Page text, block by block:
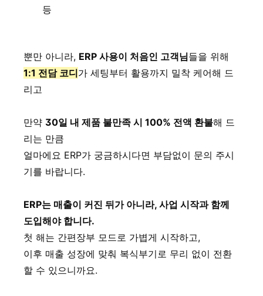
등
뿐만 아니라, ERP 사용이 처음인 고객님들을 위해
1:1 전담 코디가 세팅부터 활용까지 밀착 케어해 드
리고
만약 30일 내 제품 불만족 시 100% 전액 환불해 드
리는 만큼
얼마에요 ERP가 궁금하시다면 부담없이 문의 주시
기를 바랍니다.
ERP는 매출이 커진 뒤가 아니라, 사업 시작과 함께
도입해야 합니다.
첫 해는 간편장부 모드로 가볍게 시작하고,
이후 매출 성장에 맞춰 복식부기로 무리 없이 전환
할 수 있으니까요.